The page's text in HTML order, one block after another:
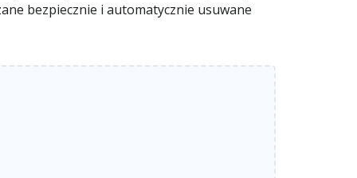
bezpiecznie i automatycznie usuwane